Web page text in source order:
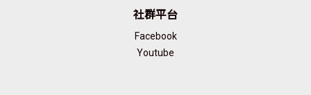
社群平台
Facebook
Youtube